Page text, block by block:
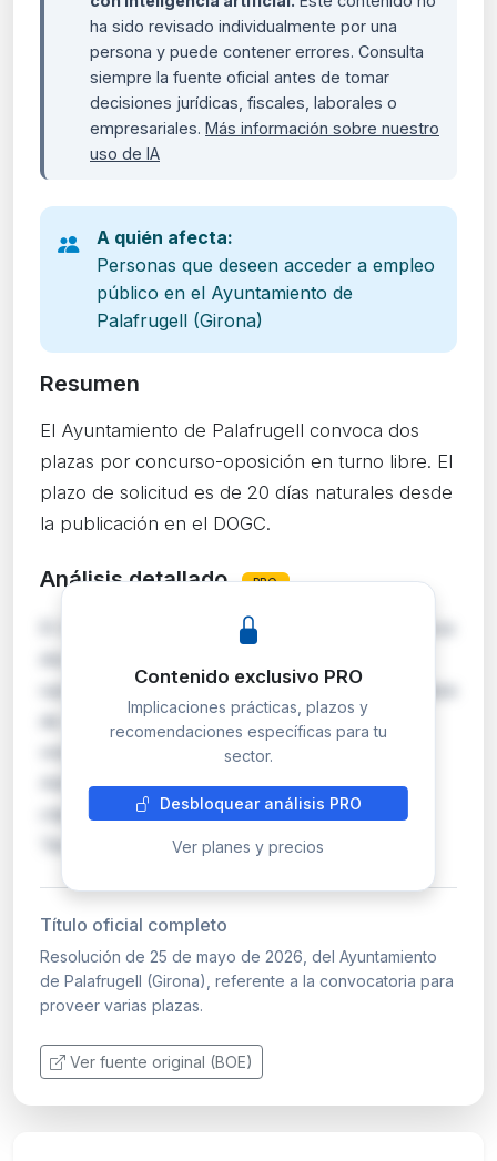
ha sido revisado individualmente por una
persona y puede contener errores. Consulta
siempre la fuente oficial antes de tomar
decisiones jurídicas, fiscales, laborales o
empresariales. Más información sobre nuestro
uso de IA
A quién afecta:
Personas que deseen acceder a empleo
público en el Ayuntamiento de
Palafrugell (Girona)
Resumen
El Ayuntamiento de Palafrugell convoca dos
plazas por concurso-oposición en turno libre. El
plazo de solicitud es de 20 días naturales desde
la publicación en el DOGC.
Análisis detallado PRO
El Ayuntamiento de Palafrugell (Girona) convoca
dos plazas de empleo público por concurso-
oposición en turno libre. La primera es una plaza
de Arquitecto/a Técnico/a Jefe del área de
vivienda, encuadrada en la escala de
Administración Especial, subescala Técnica,
clase Media. La segunda es una plaza de
Técnico/a especi…
Contenido exclusivo PRO
Implicaciones prácticas, plazos y
recomendaciones específicas para tu
sector.
Desbloquear análisis PRO
Ver planes y precios
Título oficial completo
Resolución de 25 de mayo de 2026, del Ayuntamiento
de Palafrugell (Girona), referente a la convocatoria para
proveer varias plazas.
Ver fuente original (BOE)